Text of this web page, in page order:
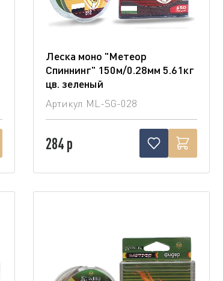
Леска моно "Метеор
Спиннинг" 150м/0.28мм 5.61кг
цв. зеленый
Артикул ML-SG-028
284 р